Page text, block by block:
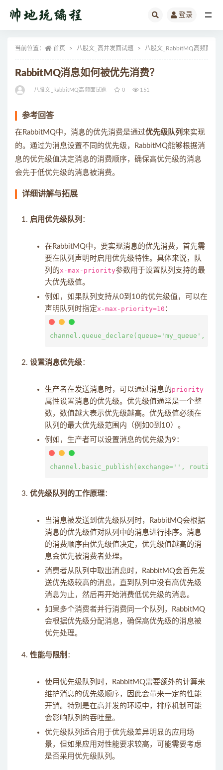
登录
当前位置： 首页 八股文_高并发面试题 八股文_RabbitMQ高频面试题
RabbitMQ消息如何被优先消费？
八股文_RabbitMQ高频面试题 0 151
参考回答
在RabbitMQ中，消息的优先消费是通过优先级队列 来实现
的。通过为消息设置不同的优先级，RabbitMQ能够根据消
息的优先级值决定消息的消费顺序，确保高优先级的消息
会先于低优先级的消息被消费。
详细讲解与拓展
启用优先级队列 ：
在RabbitMQ中，要实现消息的优先消费，首先需
要在队列声明时启用优先级特性。具体来说，队
列的x-max-priority参数用于设置队列支持的最
大优先级值。
例如，如果队列支持从0到10的优先级值，可以在
声明队列时指定x-max-priority=10 ：
设置消息优先级：
生产者在发送消息时，可以通过消息的priority
属性设置消息的优先级。优先级值通常是一个整
数，数值越大表示优先级越高。优先级值必须在
队列的最大优先级范围内（例如0到10）。
例如，生产者可以设置消息的优先级为9：
优先级队列的工作原理：
当消息被发送到优先级队列时，RabbitMQ会根据
消息的优先级值对队列中的消息进行排序。消息
的消费顺序由优先级值决定，优先级值越高的消
息会优先被消费者处理。
消费者从队列中取出消息时，RabbitMQ会首先发
送优先级较高的消息，直到队列中没有高优先级
消息为止，然后再开始消费低优先级的消息。
如果多个消费者并行消费同一个队列，RabbitMQ
会根据优先级分配消息，确保高优先级的消息被
优先处理。
性能与限制 ：
使用优先级队列时，RabbitMQ需要额外的计算来
维护消息的优先级顺序，因此会带来一定的性能
开销。特别是在高并发的环境中，排序机制可能
会影响队列的吞吐量。
优先级队列适合用于优先级差异明显的应用场
景，但如果应用对性能要求较高，可能需要考虑
是否采用优先级队列。